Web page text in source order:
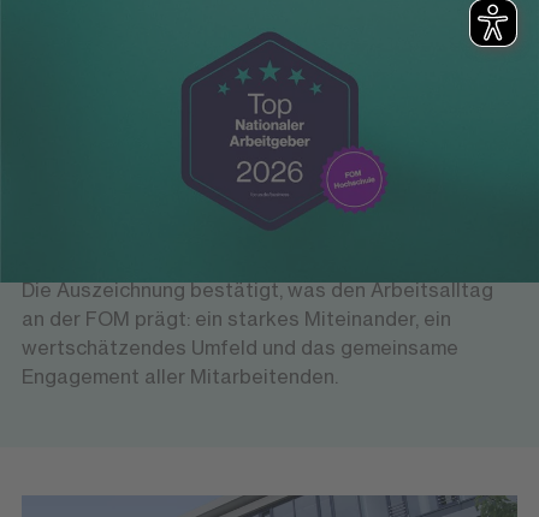
Ausgezeichnet als Arbeitgeber
FOCUS-Business: „Top Nationaler
Arbeitgeber 2026“
Die FOM Hochschule wurde von FOCUS-Business als
„Top Nationaler Arbeitgeber 2026“ ausgezeichnet.
Die Auszeichnung bestätigt, was den Arbeitsalltag
an der FOM prägt: ein starkes Miteinander, ein
wertschätzendes Umfeld und das gemeinsame
Engagement aller Mitarbeitenden.